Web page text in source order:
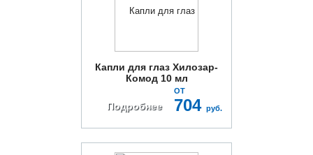
Капли для глаз Хилозар-
Комод 10 мл
Подробнее
ОТ
704 руб.